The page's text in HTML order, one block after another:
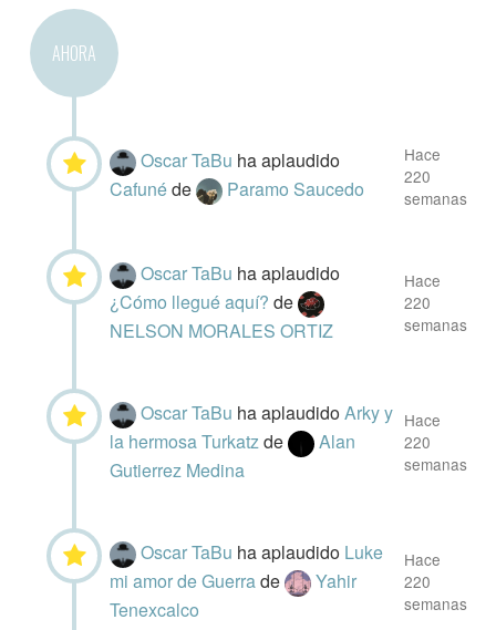
AHORA
Oscar TaBu ha aplaudido
Cafunéde Paramo Saucedo
Hace
220
semanas
Oscar TaBu ha aplaudido
¿Cómo llegué aquí?de
NELSON MORALES ORTIZ
Hace
220
semanas
Oscar TaBu ha aplaudidoArky y
la hermosa Turkatzde
Alan
Gutierrez Medina
Hace
220
semanas
Oscar TaBu ha aplaudido Luke
mi amor de Guerrade
Yahir
Tenexcalco
Hace
220
semanas